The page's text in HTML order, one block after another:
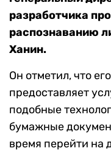
разработчика
распознаванию
Ханин.
Он отметил, что
предоставляет
подобные
бумажные
время перейти на